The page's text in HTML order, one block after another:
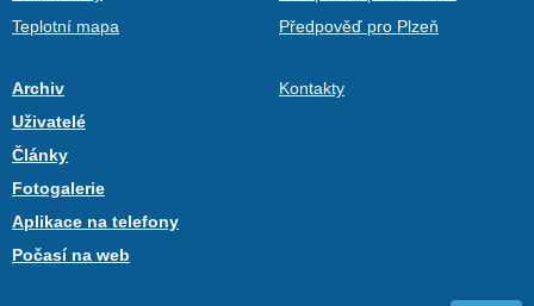
Teplotní mapa
Předpověď pro Plzeň
Archiv
Uživatelé
Články
Fotogalerie
Aplikace na telefony
Počasí na web
Kontakty